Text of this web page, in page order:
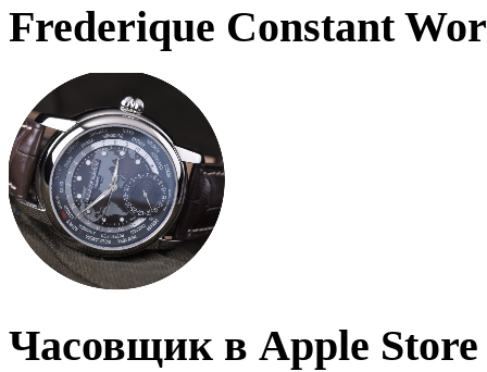
Frederique Constant
Часовщик в Apple Store